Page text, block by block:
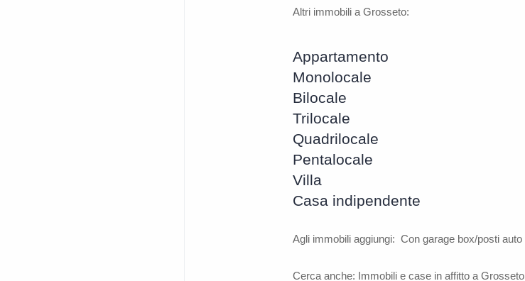
Altri immobili a Grosseto:
Appartamento
Monolocale
Bilocale
Trilocale
Quadrilocale
Pentalocale
Villa
Casa indipendente
Agli immobili aggiungi: Con garage box/posti auto
Cerca anche: Immobili e case in affitto a Grosseto